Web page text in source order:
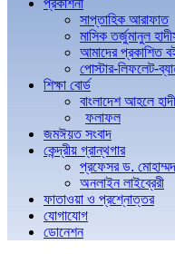
প্রকাশনা
সাপ্তাহিক আরাফাত
মাসিক তর্জুমানুল
আমাদের প্রকাশিত
পোস্টার-লিফলেট-
শিক্ষা বোর্ড
বাংলাদেশ আহলে
ফলাফল
জমঈয়ত সংবাদ
কেন্দ্রীয় গ্রান্থগার
প্রফেসর ড. মোহাম্মদ
অনলাইন লাইব্রেরী
ফাতাওয়া ও প্রশ্নোত্তর
যোগাযোগ
ডোনেশন